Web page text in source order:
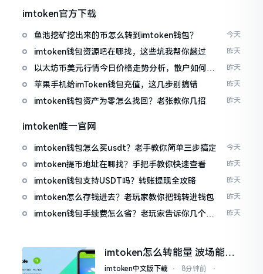
imtoken官方下载
鱼池挖矿挖出来的币怎么转到imtoken钱包？ 今天
imtoken钱包资源吧在哪找，这些坑我帮你趟过 昨天
以太坊币美元行情今日价格走势分析，散户如何避
免追涨杀跌被套牢
昨天
苹果手机给imToken钱包充值，这几步别搞错 昨天
imtoken钱包资产为零怎么找回？老张教你几招 昨天
imtoken唯一官网
imtoken钱包怎么买usdt？老手教你简单三步搞定 今天
imtoken提币地址在哪找？手把手教你快速查看 昨天
imtoken钱包支持USDT吗？转账提现全攻略 昨天
imtoken怎么存钱进去？老玩家教你把钱转进钱包 昨天
imtoken钱包手续费怎么省？老玩家告诉你几个实
昨天
imtoken怎么转能量 波场能量
转换教程
imtoken中文版下载 ⋅ 8分钟前
⋅